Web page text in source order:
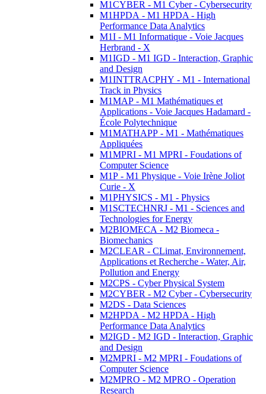
M1CYBER - M1 Cyber - Cybersecurity
M1HPDA - M1 HPDA - High
Performance Data Analytics
M1I - M1 Informatique - Voie Jacques
Herbrand - X
M1IGD - M1 IGD - Interaction, Graphic
and Design
M1INTTRACPHY - M1 - International
Track in Physics
M1MAP - M1 Mathématiques et
Applications - Voie Jacques Hadamard -
École Polytechnique
M1MATHAPP - M1 - Mathématiques
Appliquées
M1MPRI - M1 MPRI - Foudations of
Computer Science
M1P - M1 Physique - Voie Irène Joliot
Curie - X
M1PHYSICS - M1 - Physics
M1SCTECHNRJ - M1 - Sciences and
Technologies for Energy
M2BIOMECA - M2 Biomeca -
Biomechanics
M2CLEAR - CLimat, Environnement,
Applications et Recherche - Water, Air,
Pollution and Energy
M2CPS - Cyber Physical System
M2CYBER - M2 Cyber - Cybersecurity
M2DS - Data Sciences
M2HPDA - M2 HPDA - High
Performance Data Analytics
M2IGD - M2 IGD - Interaction, Graphic
and Design
M2MPRI - M2 MPRI - Foudations of
Computer Science
M2MPRO - M2 MPRO - Operation
Research